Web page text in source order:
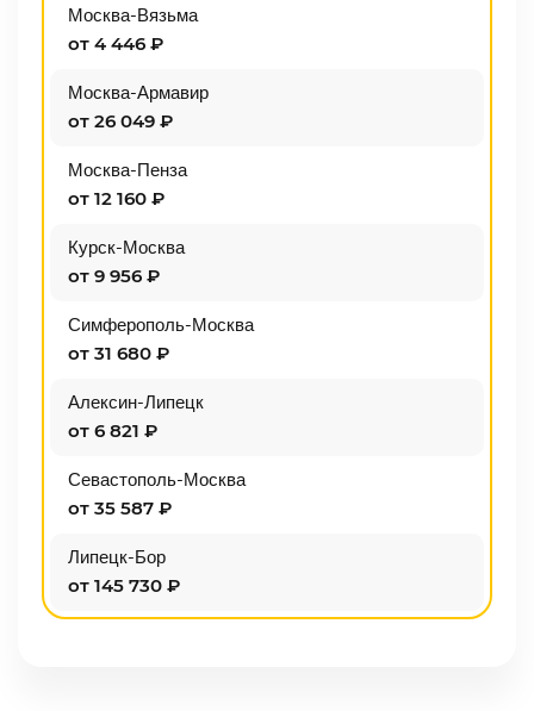
Москва-Вязьма
от 4 446 ₽
Москва-Армавир
от 26 049 ₽
Москва-Пенза
от 12 160 ₽
Курск-Москва
от 9 956 ₽
Симферополь-Москва
от 31 680 ₽
Алексин-Липецк
от 6 821 ₽
Севастополь-Москва
от 35 587 ₽
Липецк-Бор
от 145 730 ₽